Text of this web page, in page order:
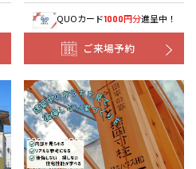
QUOカード1000円分進呈中！
ご来場予約